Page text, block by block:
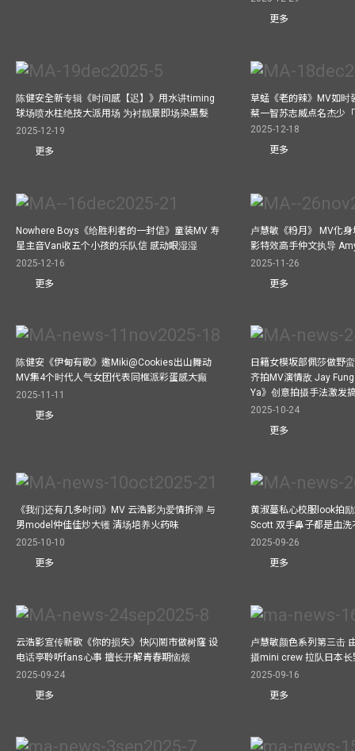
更多
陈健安全新专辑《时间感【迟】》用水讲timing
球场喷水柱绝技大派用场 为衬靓景即场染黑髮
2025-12-19
更多
草蜢《老的辣》MV如时
蔡一智苏志威点名杰少
2025-12-18
更多
Nowhere Boys《给胜利者的一封信》童装MV 寿
星主音Van收五个小孩的乐队信 感动眼湿湿
2025-12-16
更多
卢慧敏《粉月》 MV化
影特效高手仲文执导
2025-11-26
更多
陈健安《伊甸有歌》邀Miki@Cookies出山舞动
MV集4个时代人气女团代表同框派彩蛋感大癫
2025-11-11
更多
日籍女模坂部佩莎做野
齐拍MV演情敌 Jay
Ya》创意拍摄手法激发
2025-10-24
更多
《我们还有几多时间》MV 云浩影为爱情拆弹 与
男model仲佳佳炒大镬 清场培养火药味
2025-10-10
更多
黄淑蔓私心校服look拍
Scott 双手鼻子都是血洗
2025-09-26
更多
云浩影宣传新歌《你的损失》快闪鬧市做树窿 设
电话亭聆听fans心事 擅长开解青春期恼烦
2025-09-24
更多
卢慧敏颜色系列第三击
摄mini crew 拉队日本长
2025-09-16
更多